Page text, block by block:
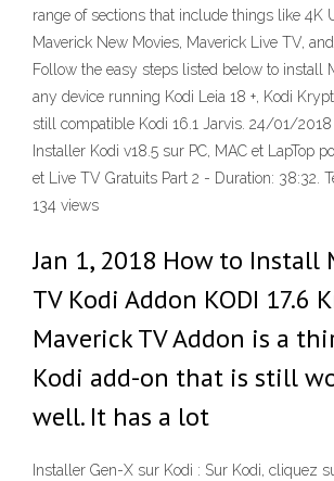
range of sections that include things like 4K
Maverick New Movies, Maverick Live TV,
Follow the easy steps listed below to install
any device running Kodi Leia 18 +, Kodi
still compatible Kodi 16.1 Jarvis. 24/01/2018
Installer Kodi v18.5 sur PC, MAC et LapTop
et Live TV Gratuits Part 2 - Duration: 38:32.
134 views
Jan 1, 2018 How to Install
TV Kodi Addon KODI 17.6
Maverick TV Addon is a
Kodi add-on that is still
well. It has a lot
Installer Gen-X sur Kodi : Sur Kodi, cliquez